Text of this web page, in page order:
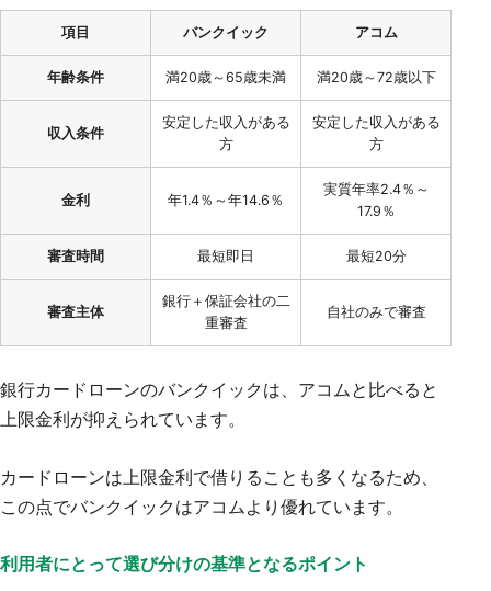
項目 バンクイック アコム
年齢条件 満20歳～65歳未満 満20歳～72歳以下
収入条件
安定した収入がある
方
安定した収入がある
方
金利 年1.4％～年14.6％
実質年率2.4％～
17.9％
審査時間 最短即日 最短20分
審査主体
銀行＋保証会社の二
重審査
自社のみで審査
銀行カードローンのバンクイックは、アコムと比べると
上限金利が抑えられています。
カードローンは上限金利で借りることも多くなるため、
この点でバンクイックはアコムより優れています。
利用者にとって選び分けの基準となるポイント